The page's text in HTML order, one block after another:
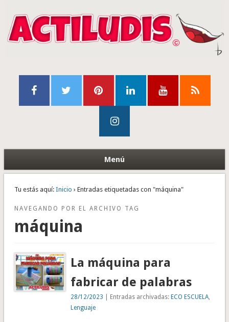
Menú
Tu estás aquí: Inicio › Entradas etiquetadas con "máquina"
NAVEGANDO POR EL ARCHIVO TAG
máquina
La máquina para
fabricar de palabras
28/12/2023 | Entradas archivadas:ECO ESCUELA
Lenguaje